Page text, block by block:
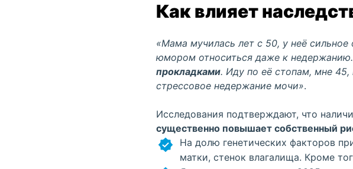
Как влияет
«Мама мучилась лет с 50, у неё сильное
юмором относиться даже к недержанию
прокладками. Иду по её стопам, мне 45,
стрессовое недержание мочи».
Исследования подтверждают, что
существенно повышает собственный
На долю генетических факторов
матки, стенок влагалища. Кроме